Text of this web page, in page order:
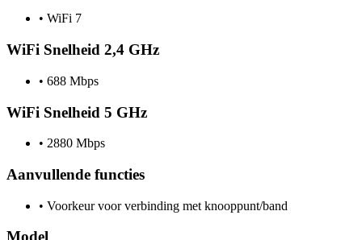
• WiFi 7
WiFi Snelheid 2,4 GHz
• 688 Mbps
WiFi Snelheid 5 GHz
• 2880 Mbps
Aanvullende functies
• Voorkeur voor verbinding met knooppunt/band